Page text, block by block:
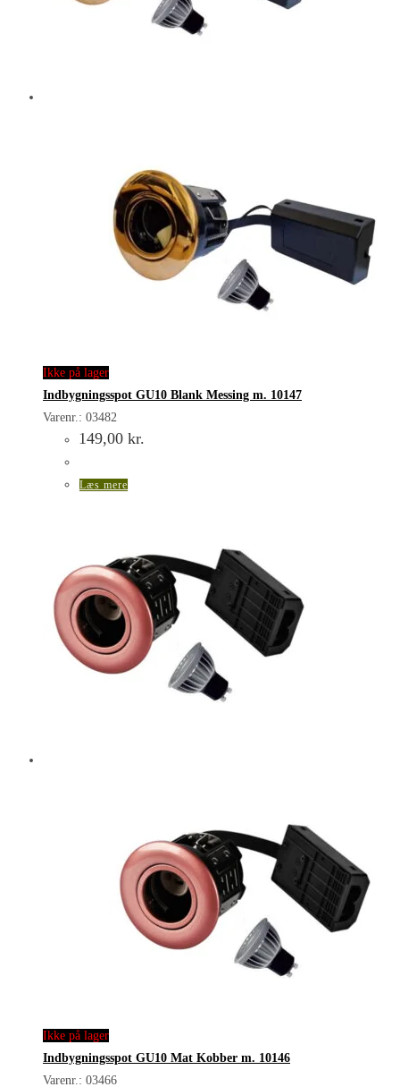
Ikke på lager
Indbygningsspot GU10 Blank Messing m. 10147
Varenr.: 03482
149,00 kr.
Læs mere
Ikke på lager
Indbygningsspot GU10 Mat Kobber m. 10146
Varenr.: 03466